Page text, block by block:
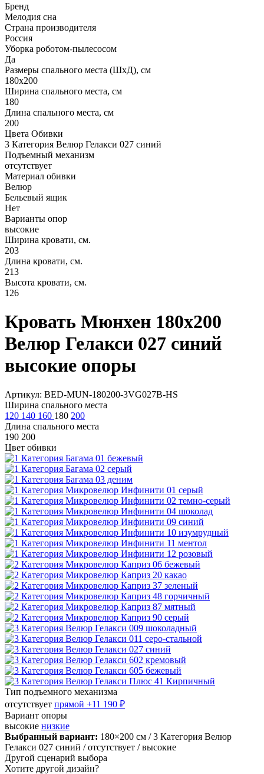
Бренд
Мелодия сна
Страна производителя
Россия
Уборка роботом-пылесосом
Да
Размеры спального места (ШхД), см
180х200
Ширина спального места, см
180
Длина спального места, см
200
Цвета Обивки
3 Категория Велюр Гелакси 027 синий
Подъемный механизм
отсутствует
Материал обивки
Велюр
Бельевый ящик
Нет
Варианты опор
высокие
Ширина кровати, см.
203
Длина кровати, см.
213
Высота кровати, см.
126
Кровать Мюнхен 180х200
Велюр Гелакси 027 синий
высокие опоры
Артикул: BED-MUN-180200-3VG027B-HS
Ширина спального места
120 140 160 180 200
Длина спального места
190 200
Цвет обивки
Тип подъемного механизма
отсутствует прямой +11 190 ₽
Вариант опоры
высокие низкие
Выбранный вариант: 180×200 см / 3 Категория Велюр
Гелакси 027 синий / отсутствует / высокие
Другой сценарий выбора
Хотите другой дизайн?